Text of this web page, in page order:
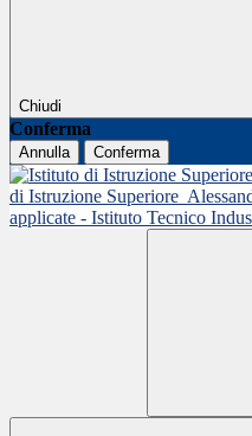
Chiudi
Conferma
Annulla Conferma
di Istruzione Superiore
applicate - Istituto Tecnico